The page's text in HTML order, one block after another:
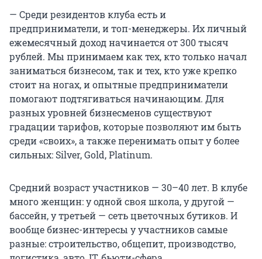
— Среди резидентов клуба есть и
предприниматели, и топ-менеджеры. Их личный
ежемесячный доход начинается от 300 тысяч
рублей. Мы принимаем как тех, кто только начал
заниматься бизнесом, так и тех, кто уже крепко
стоит на ногах, и опытные предприниматели
помогают подтягиваться начинающим. Для
разных уровней бизнесменов существуют
градации тарифов, которые позволяют им быть
среди «своих», а также перенимать опыт у более
сильных: Silver, Gold, Platinum.
Средний возраст участников — 30–40 лет. В клубе
много женщин: у одной своя школа, у другой —
бассейн, у третьей — сеть цветочных бутиков. И
вообще бизнес-интересы у участников самые
разные: строительство, общепит, производство,